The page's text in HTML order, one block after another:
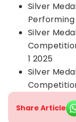
Silver
Silver
1 2025
Silver
Share Article